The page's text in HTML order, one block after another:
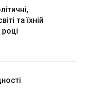
та їхній